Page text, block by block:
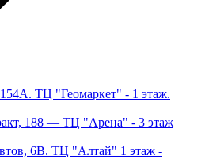
ТЦ "Геомаркет" - 1 этаж.
188 — ТЦ "Арена" - 3 этаж
6В. ТЦ "Алтай" 1 этаж -